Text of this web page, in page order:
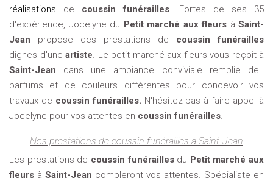
réalisations de coussin funérailles. Fortes de ses 35
d'expérience, Jocelyne du Petit marché aux fleurs à Saint-
Jean propose des prestations de coussin funérailles
dignes d'une artiste. Le petit marché aux fleurs vous reçoit à
Saint-Jean dans une ambiance conviviale remplie de
parfums et de couleurs différentes pour concevoir vos
travaux de coussin funérailles. N'hésitez pas à faire appel à
Jocelyne pour vos attentes en coussin funérailles.
Nos prestations de coussin funérailles à Saint-Jean
Les prestations de coussin funéraillesdu Petit marché aux
fleurs à Saint-Jean combleront vos attentes. Spécialiste en